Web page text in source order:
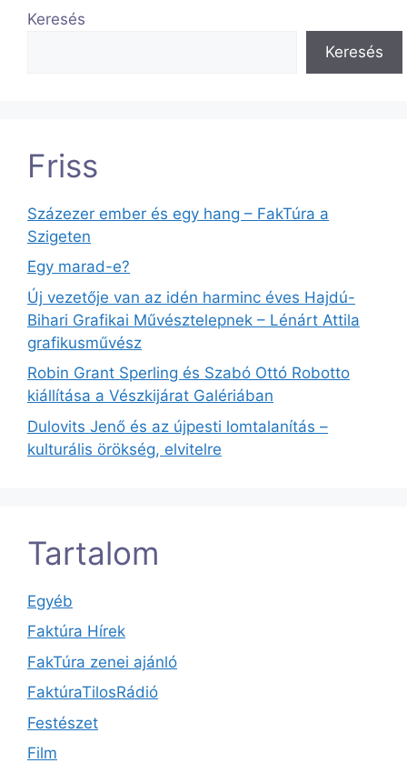
Keresés
Keresés
Friss
Százezer ember és egy hang – FakTúra a
Szigeten
Egy marad-e?
Új vezetője van az idén harminc éves Hajdú-
Bihari Grafikai Művésztelepnek – Lénárt Attila
grafikusművész
Robin Grant Sperling és Szabó Ottó Robotto
kiállítása a Vészkijárat Galériában
Dulovits Jenő és az újpesti lomtalanítás –
kulturális örökség, elvitelre
Tartalom
Egyéb
Faktúra Hírek
FakTúra zenei ajánló
FaktúraTilosRádió
Festészet
Film